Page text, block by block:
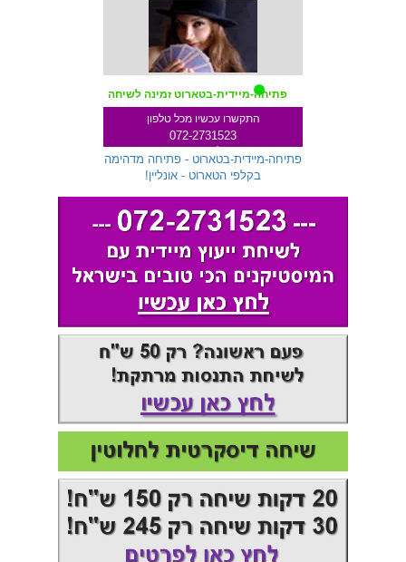
פתיחה-מיידית-בטארוט זמינה לשיחה
התקשרו עכשיו מכל טלפון
072-2731523
פתיחה-מיידית-בטארוט - פתיחה מדהימה
בקלפי הטארוט - אונליין!